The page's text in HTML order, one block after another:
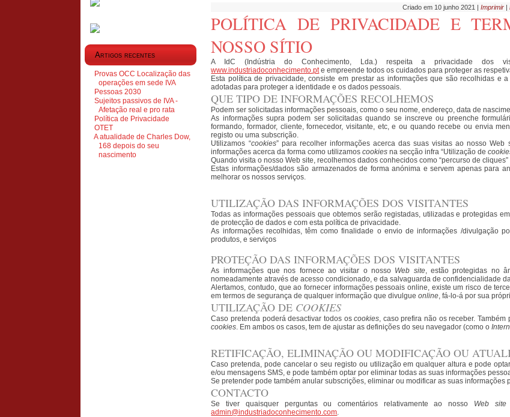
Artigos recentes
Provas OCC Localização das
operações em sede IVA
Pessoas 2030
Sujeitos passivos de IVA -
Afetação real e pro rata
Política de Privacidade
OTET
A atualidade de Charles Dow,
168 depois do seu
nascimento
Criado em 10 junho 2021 | Imprimir |
POLÍTICA DE PRIVACIDADE E
NOSSO SÍTIO
A IdC (Indústria do Conhecimento, Lda.) respeita a privacidade dos
www.industriadoconhecimento.pte empreende todos os cuidados para proteger as
Esta política de privacidade, consiste em prestar as informações que são recolhidas e
adotadas para proteger a identidade e os dados pessoais.
QUE TIPO DE INFORMAÇÕES RECOLHEMOS
Podem ser solicitadas informações pessoais, como o seu nome, endereço, data de
As informações supra podem ser solicitadas quando se inscreve ou preenche
formando, formador, cliente, fornecedor, visitante, etc, e ou quando recebe ou envia
registo ou uma subscrição.
Utilizamos “cookies” para recolher informações acerca das suas visitas ao nosso
informações acerca da forma como utilizamoscookies na secção infra “Utilização de
Quando visita o nosso Web site, recolhemos dados conhecidos como “percurso de
Estas informações/dados são armazenados de forma anónima e servem apenas para
melhorar os nossos serviços.
UTILIZAÇÃO DAS INFORMAÇÕES DOS VISITANTES
Todas as informações pessoais que obtemos serão registadas, utilizadas e protegidas
de protecção de dados e com esta política de privacidade.
As informações recolhidas, têm como finalidade o envio de informações /divulgação
produtos, e serviços
PROTEÇÃO DAS INFORMAÇÕES DOS VISITANTES
As informações que nos fornece ao visitar o nosso Web site, estão protegidas no
nomeadamente através de acesso condicionado, e da salvaguarda de confidencialidade
Alertamos, contudo, que ao fornecer informações pessoais online, existe um risco de
em termos de segurança de qualquer informação que divulgueonline, fá-lo-á por sua
UTILIZAÇÃO DE COOKIES
Caso pretenda poderá desactivar todos oscookies, caso prefira não os receber.
cookies. Em ambos os casos, tem de ajustar as definições do seu navegador (como o
RETIFICAÇÃO, ELIMINAÇÃO OU MODIFICAÇÃO OU
Caso pretenda, pode cancelar o seu registo ou utilização em qualquer altura e pode
e/ou mensagens SMS, e pode também optar por eliminar todas as suas informações
Se pretender pode também anular subscrições, eliminar ou modificar as suas informações
CONTACTO
Se tiver quaisquer perguntas ou comentários relativamente ao nosso Web site
admin@industriadoconhecimento.com.